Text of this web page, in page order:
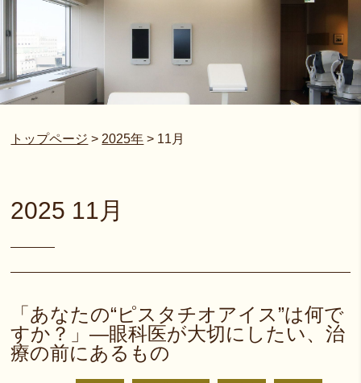
トップページ > 2025年 > 11月
2025 11月
「あなたの“ピスタチオアイス”は何で
すか？」―眼科医が大切にしたい、治
療の前にあるもの